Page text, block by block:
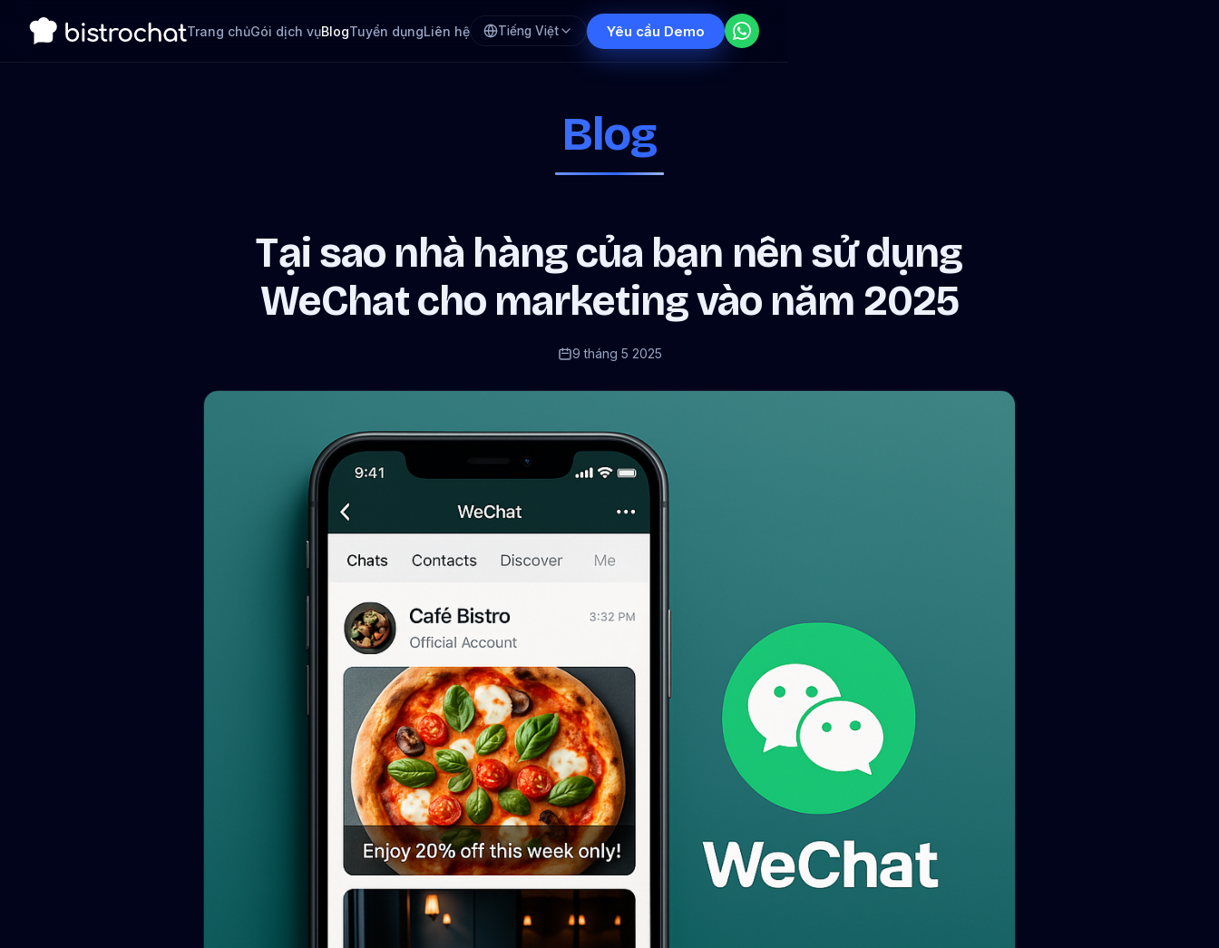
Trang chủGói dịch vụBlogTuyển dụngLiên hệ Tiếng Việt Yêu cầu Demo
Blog
Tại sao nhà hàng của bạn nên sử dụng
WeChat cho marketing vào năm 2025
9 tháng 5 2025